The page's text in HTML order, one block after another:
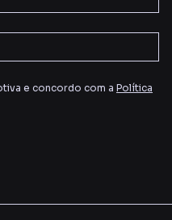
e concordo com a Política